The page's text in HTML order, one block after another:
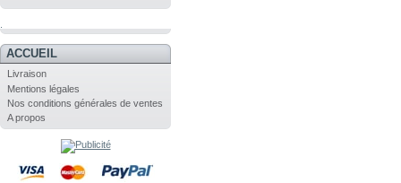
ACCUEIL
Livraison
Mentions légales
Nos conditions générales de ventes
A propos